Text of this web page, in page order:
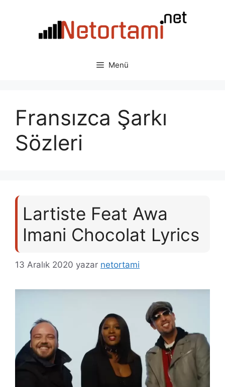
Menü
Fransızca Şarkı
Sözleri
Lartiste Feat Awa
Imani Chocolat Lyrics
13 Aralık 2020 yazar netortami